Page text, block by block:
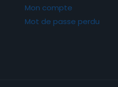
Mon compte
Mot de passe perdu